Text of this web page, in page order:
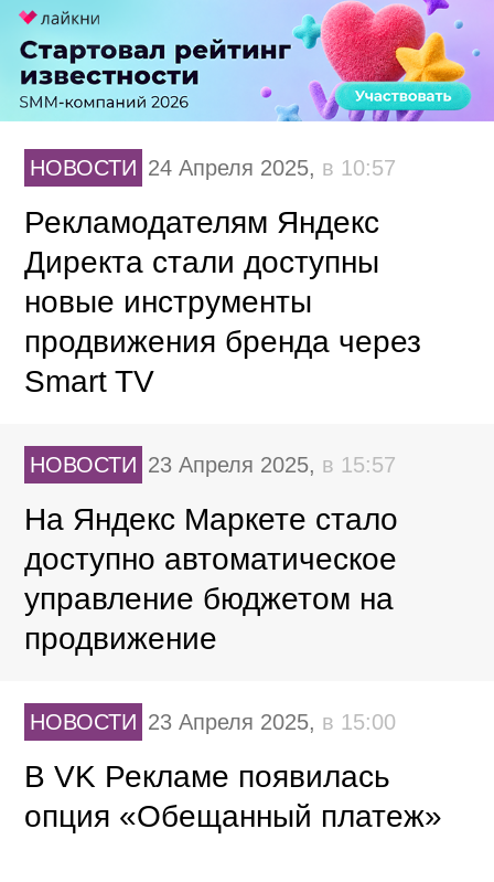
НОВОСТИ 24 Апреля 2025, в 10:57
Рекламодателям Яндекс
Директа стали доступны
новые инструменты
продвижения бренда через
Smart TV
НОВОСТИ 23 Апреля 2025, в 15:57
На Яндекс Маркете стало
доступно автоматическое
управление бюджетом на
продвижение
НОВОСТИ 23 Апреля 2025, в 15:00
В VK Рекламе появилась
опция «Обещанный платеж»